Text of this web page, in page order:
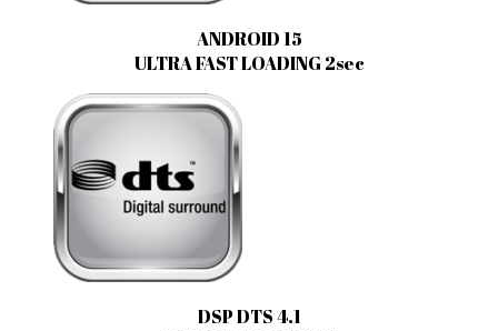
ANDROID 15
ULTRA FAST LOADING 2sec
DSP DTS 4.1